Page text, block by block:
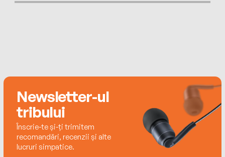
doi copii în Gainesville, Florida.
Newsletter-ul
tribului
Înscrie-te și-ți trimitem
recomandări, recenzii și alte
lucruri simpatice.